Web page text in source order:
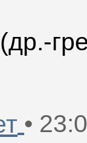
(др.-
•